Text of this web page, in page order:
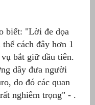
biết: "Lời đe dọa
cách đây hơn 1
bắt giữ đầu tiên.
dây đưa người
do đó các quan
nghiêm trọng" - .